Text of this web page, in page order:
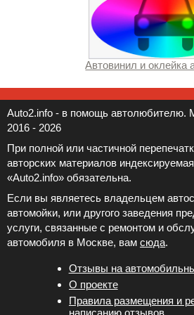
Автовинил и оклейка
Auto2.info - в помощь автолюбителю.
2016 - 2026
При полной или частичной
авторских материалов
«Auto2.info» обязательна.
Если вы являетесь владельцем
автомойки, или другого заведения
услуги, связанные с ремонтом и
автомобиля в Москве, вам сюда.
Отзывы на